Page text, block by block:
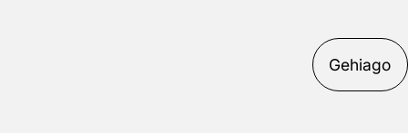
Gehiago